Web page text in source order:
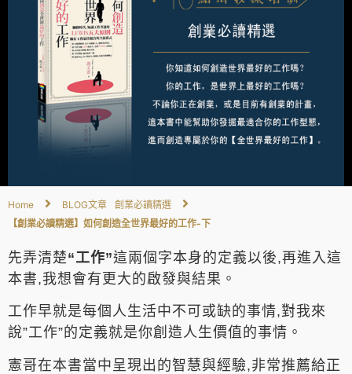
Home BLOG文章
創業必讀精選
【創業必讀精選】如何創造全世界最好的工作-下
先弄清楚“工作”這兩個字本身的定義以後,再進入這
本書,我想會有更大的啟發與結果。
工作早就是每個人生活中不可或缺的事情,對我來
說”工作”的定義就是你創造人生價值的事情。
憲哥在本書當中呈現出的智慧與經驗,非常推薦給正